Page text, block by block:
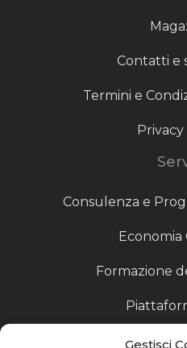
Gestisci
Contatti e
Termini e
Consulenza e
Economia
Formazione
Scouting